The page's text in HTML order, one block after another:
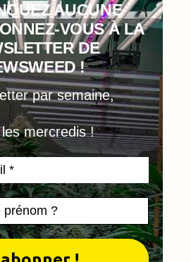
AUCUNE
VOUS À LA
DE
!
par semaine,
mercredis !